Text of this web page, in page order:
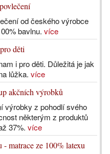
od českého výrobce
bavlnu. více
děti
i pro děti. Důležitá je jak
lůžka. více
akčních výrobků
výrobky z pohodlí svého
některým z produktů
37%. více
matrace ze 100% latexu